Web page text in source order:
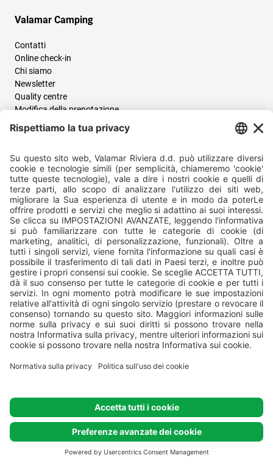
Valamar Camping
Contatti
Online check-in
Chi siamo
Newsletter
Quality centre
Modifica della prenotazione
Condizioni generali
Health&Safety
Destinazioni
Croazia
Istria
Poreč
Labin
Pula
Krk
Isola di Rab
Dubrovnik
Campeggi
Lanterna
Istra
Orsera
Brioni
Ježevac
Škrila